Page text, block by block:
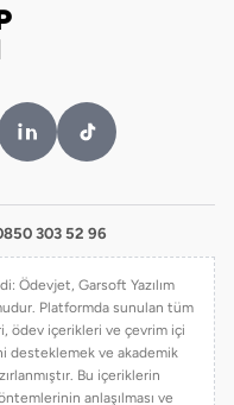
303 52 96
Ödevjet, Garsoft Yazılım
Platformda sunulan tüm
ödev içerikleri ve çevrim içi
desteklemek ve akademik
Bu içeriklerin
anlaşılması ve